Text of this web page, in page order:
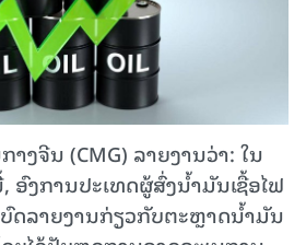
ງຈີນ (CMG) ລາຍງານວ່າ: ໃນ
ງ​ການ​ປະ​ເທດ​ຜູ້​ສົ່ງ​ນ້ຳ​ມັນ​ເຊື້ອ​ໄຟ
ບົດ​ລາຍ​ງານ​ກ່ຽວ​ກັບຕະ​ຫຼາດ​ນ້ຳ​ມັນ​